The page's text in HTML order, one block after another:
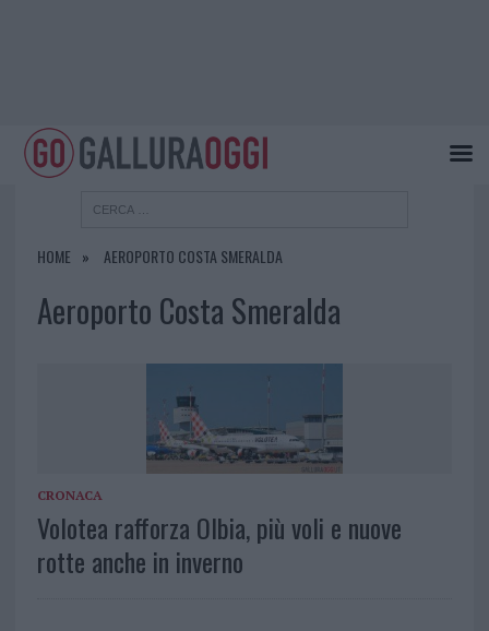
HOME AEROPORTO COSTA SMERALDA
Aeroporto Costa Smeralda
CRONACA
Volotea rafforza Olbia, più voli e nuove
rotte anche in inverno